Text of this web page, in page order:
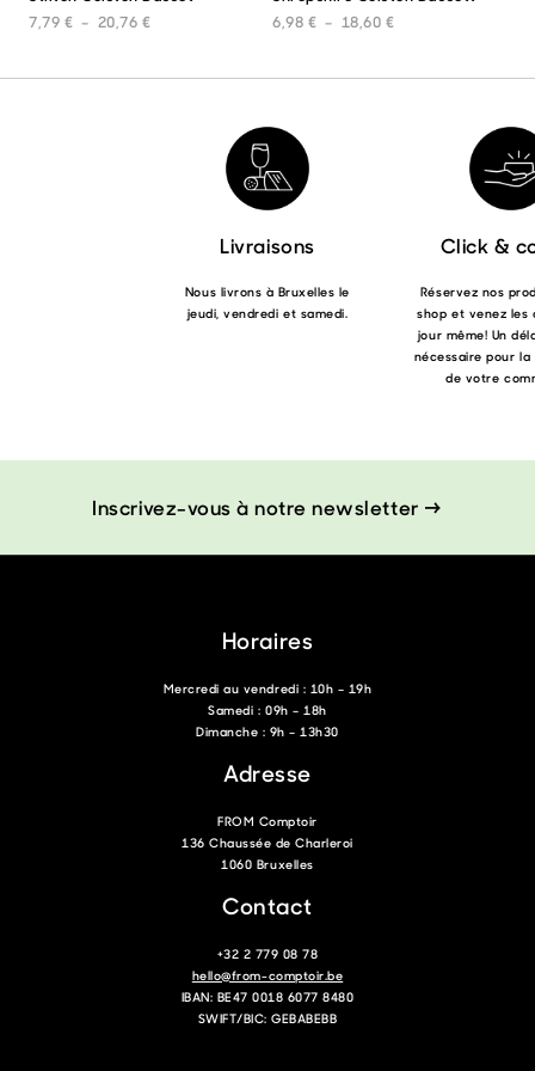
7,79 € – 20,76 €Plage de prix : 7,79 € à 20,76 €
produit
variations.
peuvent
être
choisies
sur
page
produit
6,98 € – 18,60 €Plage de prix :
être
sur
Livraisons
Nous livrons à Bruxelles le
jeudi, vendredi et samedi.
Click &
Réservez nos
shop et venez les
jour même! Un
nécessaire pour
de votre
Inscrivez-vous à notre newsletter →
Horaires
Mercredi au vendredi : 10h – 19h
Samedi : 09h – 18h
Dimanche : 9h – 13h30
Adresse
FROM Comptoir
136 Chaussée de Charleroi
1060 Bruxelles
Contact
+32 2 779 08 78
hello@from-comptoir.be
IBAN: BE47 0018 6077 8480
SWIFT/BIC: GEBABEBB